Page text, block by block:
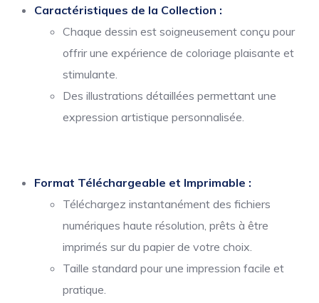
Caractéristiques de la Collection :
Chaque dessin est soigneusement conçu pour
offrir une expérience de coloriage plaisante et
stimulante.
Des illustrations détaillées permettant une
expression artistique personnalisée.
Format Téléchargeable et Imprimable :
Téléchargez instantanément des fichiers
numériques haute résolution, prêts à être
imprimés sur du papier de votre choix.
Taille standard pour une impression facile et
pratique.